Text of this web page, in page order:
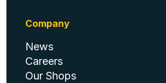
Company
News
Careers
Our Shops